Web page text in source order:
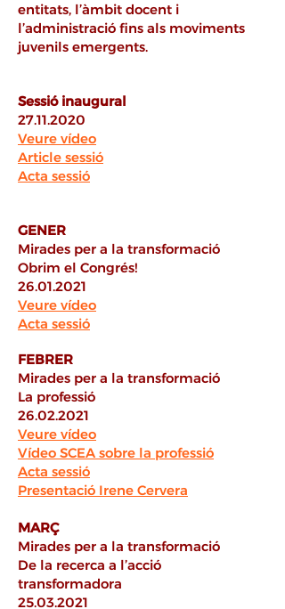
entitats, l’àmbit docent i
l’administració fins als moviments
juvenils emergents.
Sessió inaugural
27.11.2020
Veure vídeo
Article sessió
Acta sessió
GENER
Mirades per a la transformació
Obrim el Congrés!
26.01.2021
Veure vídeo
Acta sessió
FEBRER
Mirades per a la transformació
La professió
26.02.2021
Veure vídeo
Vídeo SCEA sobre la professió
Acta sessió
Presentació Irene Cervera
MARÇ
Mirades per a la transformació
De la recerca a l’acció
transformadora
25.03.2021